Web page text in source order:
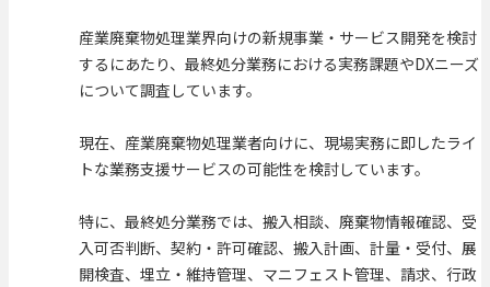
産業廃棄物処理業界向けの新規事業・サービス開発を検討
するにあたり、最終処分業務における実務課題やDXニーズ
について調査しています。
現在、産業廃棄物処理業者向けに、現場実務に即したライ
トな業務支援サービスの可能性を検討しています。
特に、最終処分業務では、搬入相談、廃棄物情報確認、受
入可否判断、契約・許可確認、搬入計画、計量・受付、展
開検査、埋立・維持管理、マニフェスト管理、請求、行政